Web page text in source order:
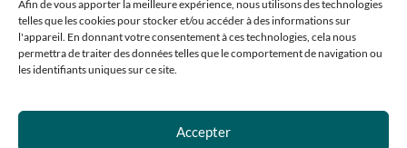
Afin de vous apporter la meilleure expérience, nous utilisons des technologies
telles que les cookies pour stocker et/ou accéder à des informations sur
l'appareil. En donnant votre consentement à ces technologies, cela nous
permettra de traiter des données telles que le comportement de navigation ou
les identifiants uniques sur ce site.
Accepter
Découvrez nos
offres d’emplois
Contactez-nous